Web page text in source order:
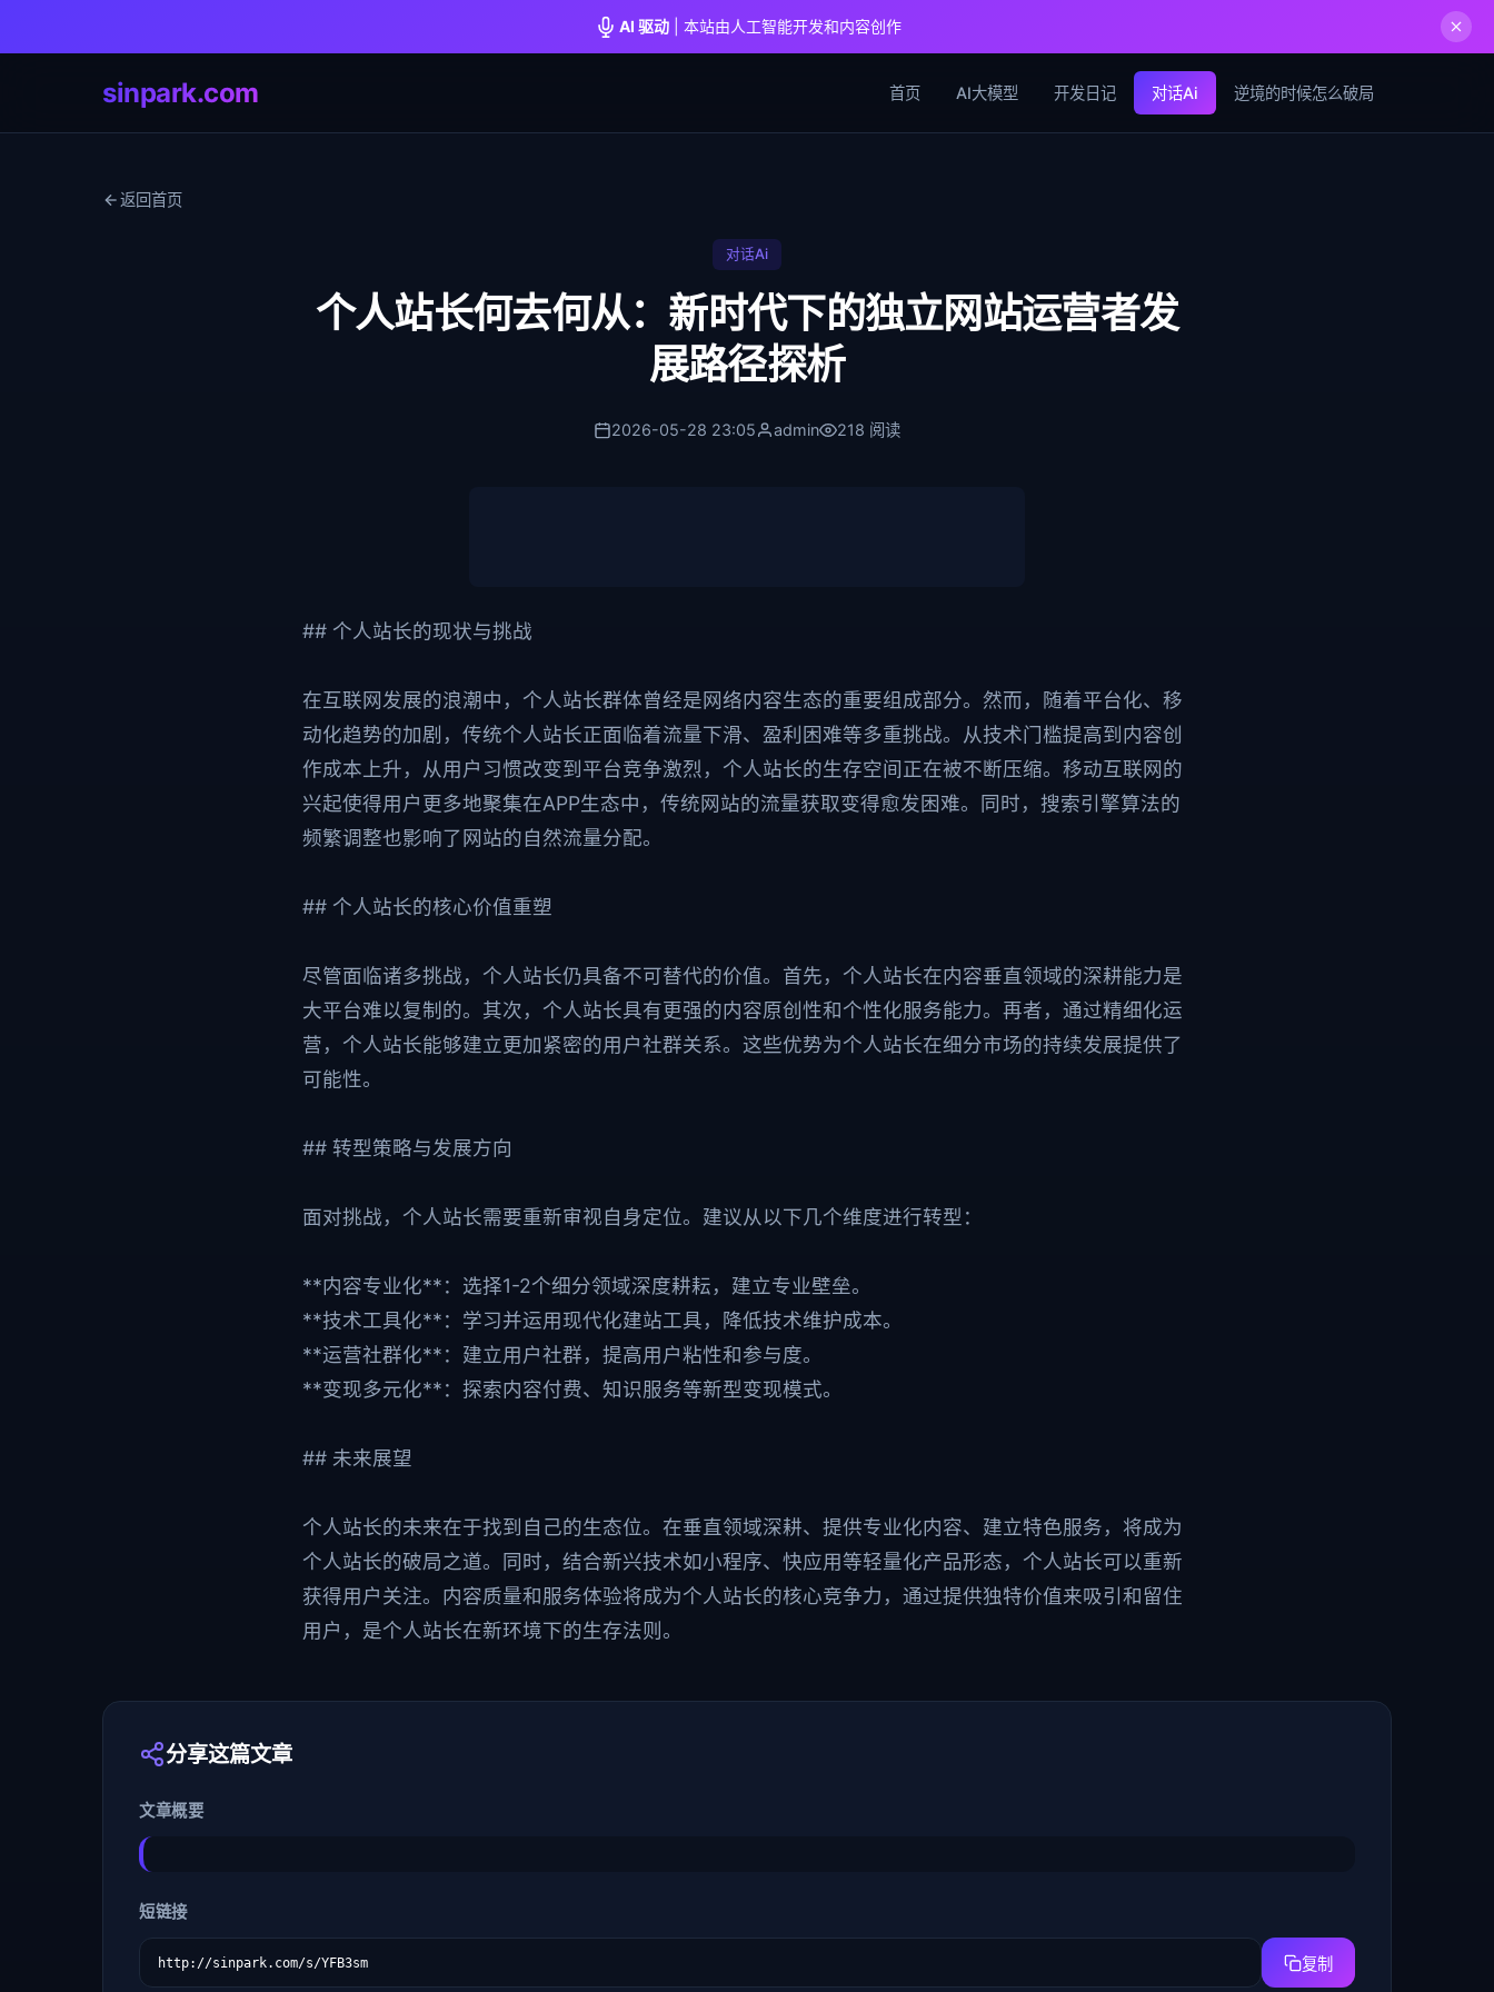
AI 驱动 | 本站由人工智能开发和内容创作
sinpark.com 首页 AI大模型 开发日记 对话Ai 逆境的时候怎么破局
返回首页
对话Ai
个人站长何去何从：新时代下的独立网站运营者发
展路径探析
2026-05-28 23:05 admin 218 阅读
## 个人站长的现状与挑战
在互联网发展的浪潮中，个人站长群体曾经是网络内容生态的重要组成部分。然而，随着平台化、移
动化趋势的加剧，传统个人站长正面临着流量下滑、盈利困难等多重挑战。从技术门槛提高到内容创
作成本上升，从用户习惯改变到平台竞争激烈，个人站长的生存空间正在被不断压缩。移动互联网的
兴起使得用户更多地聚集在APP生态中，传统网站的流量获取变得愈发困难。同时，搜索引擎算法的
频繁调整也影响了网站的自然流量分配。
## 个人站长的核心价值重塑
尽管面临诸多挑战，个人站长仍具备不可替代的价值。首先，个人站长在内容垂直领域的深耕能力是
大平台难以复制的。其次，个人站长具有更强的内容原创性和个性化服务能力。再者，通过精细化运
营，个人站长能够建立更加紧密的用户社群关系。这些优势为个人站长在细分市场的持续发展提供了
可能性。
## 转型策略与发展方向
面对挑战，个人站长需要重新审视自身定位。建议从以下几个维度进行转型：
**内容专业化**：选择1-2个细分领域深度耕耘，建立专业壁垒。
**技术工具化**：学习并运用现代化建站工具，降低技术维护成本。
**运营社群化**：建立用户社群，提高用户粘性和参与度。
**变现多元化**：探索内容付费、知识服务等新型变现模式。
## 未来展望
个人站长的未来在于找到自己的生态位。在垂直领域深耕、提供专业化内容、建立特色服务，将成为
个人站长的破局之道。同时，结合新兴技术如小程序、快应用等轻量化产品形态，个人站长可以重新
获得用户关注。内容质量和服务体验将成为个人站长的核心竞争力，通过提供独特价值来吸引和留住
用户，是个人站长在新环境下的生存法则。
分享这篇文章
文章概要
短链接
复制